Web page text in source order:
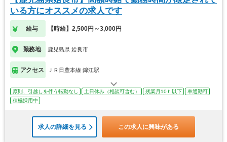
いる方にオススメの求人です
給与 【時給】2,500円～3,000円
勤務地 鹿児島県 姶良市
アクセス ＪＲ日豊本線 錦江駅
原則、引越しを伴う転勤なし 土日休み（相談可含む） 残業月10ｈ以下
車通勤可
積極採用中
求人の詳細を見る この求人に興味がある